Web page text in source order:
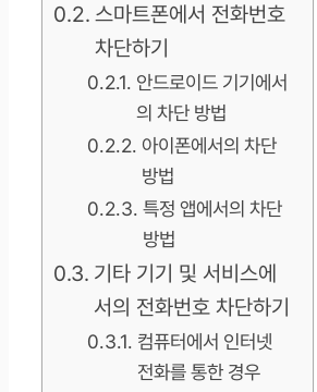
스마트폰에서 전화번호
차단하기
안드로이드 기기에서
의 차단 방법
아이폰에서의 차단
방법
특정 앱에서의 차단
방법
기타 기기 및 서비스에
서의 전화번호 차단하기
컴퓨터에서 인터넷
전화를 통한 경우